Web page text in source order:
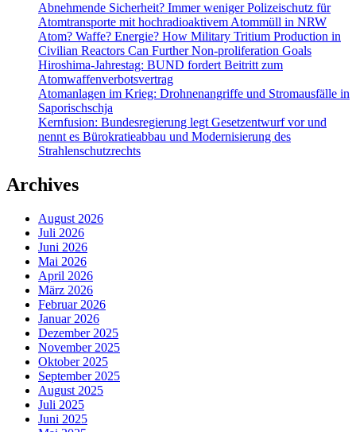
Abnehmende Sicherheit? Immer weniger Polizeischutz für
Atomtransporte mit hochradioaktivem Atommüll in NRW
Atom? Waffe? Energie? How Military Tritium Production in
Civilian Reactors Can Further Non-proliferation Goals
Hiroshima-Jahrestag: BUND fordert Beitritt zum
Atomwaffenverbotsvertrag
Atomanlagen im Krieg: Drohnenangriffe und Stromausfälle in
Saporischschja
Kernfusion: Bundesregierung legt Gesetzentwurf vor und
nennt es Bürokratieabbau und Modernisierung des
Strahlenschutzrechts
Archives
August 2026
Juli 2026
Juni 2026
Mai 2026
April 2026
März 2026
Februar 2026
Januar 2026
Dezember 2025
November 2025
Oktober 2025
September 2025
August 2025
Juli 2025
Juni 2025